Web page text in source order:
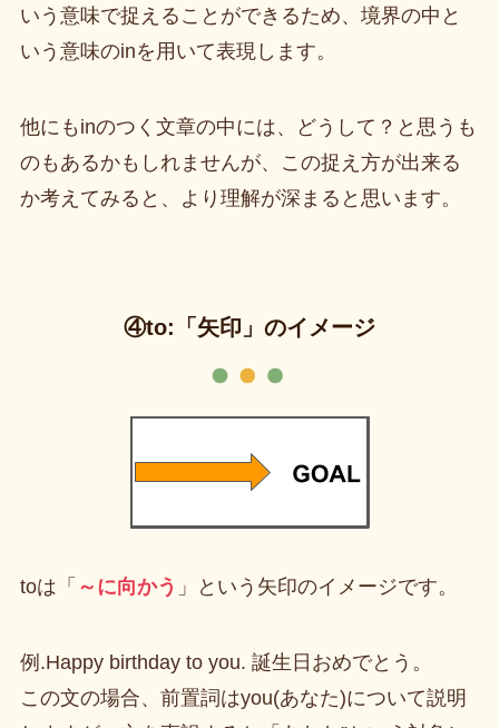
いう意味で捉えることができるため、境界の中と
いう意味のinを用いて表現します。
他にもinのつく文章の中には、どうして？と思うも
のもあるかもしれませんが、この捉え方が出来る
か考えてみると、より理解が深まると思います。
④to:「矢印」のイメージ
toは「 ～に向かう 」という矢印のイメージです。
例.Happy birthday to you. 誕生日おめでとう。
この文の場合、前置詞はyou(あなた)について説明